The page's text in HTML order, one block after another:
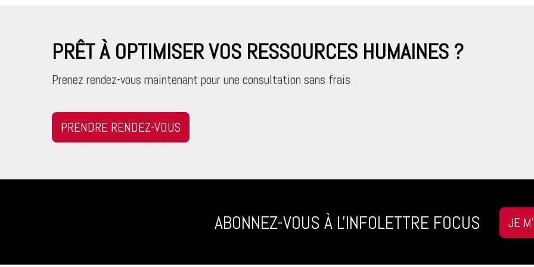
PRÊT À OPTIMISER VOS RESSOURCES HUMAINES ?
Prenez rendez-vous maintenant pour une consultation sans frais
PRENDRE RENDEZ-VOUS
ABONNEZ-VOUS À L'INFOLETTRE FOCUS JE